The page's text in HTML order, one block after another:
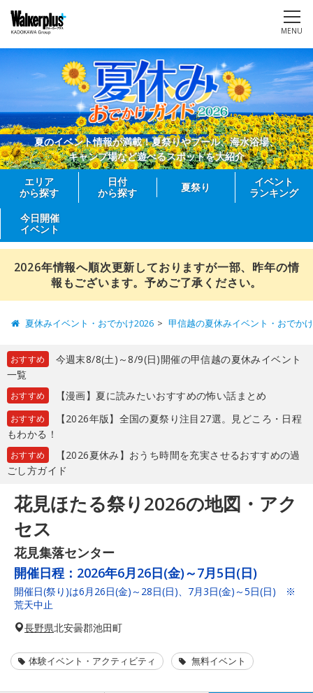
MENU
夏のイベント情報が満載！夏祭りやプール、海水浴場、
キャンプ場など遊べるスポットを大紹介
エリア
から探す
日付
から探す
夏祭り
イベント
ランキング
今日開催
イベント
2026年情報へ順次更新しておりますが一部、昨年の情
報もございます。予めご了承ください。
夏休みイベント・おでかけ2026 甲信越の夏休みイベント・おでか
おすすめ
今週末8/8(土)～8/9(日)開催の甲信越の夏休みイベント
一覧
おすすめ 【漫画】夏に読みたいおすすめの怖い話まとめ
おすすめ
【2026年版】全国の夏祭り注目27選。見どころ・日程
もわかる！
おすすめ
【2026夏休み】おうち時間を充実させるおすすめの過
ごし方ガイド
花見ほたる祭り2026の地図・アク
セス
花見集落センター
開催日程： 2026年6月26日(金)～7月5日(日)
開催日(祭り)は6月26日(金)～28日(日)、7月3日(金)～5日(日) ※
荒天中止
長野県北安曇郡池田町
体験イベント・アクティビティ 無料イベント